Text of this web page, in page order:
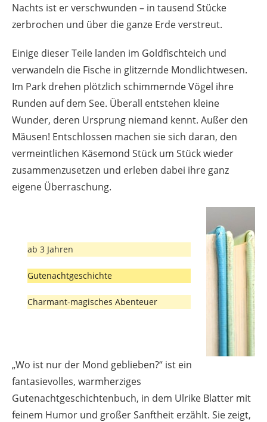
Nachts ist er verschwunden – in tausend Stücke
zerbrochen und über die ganze Erde verstreut.
Einige dieser Teile landen im Goldfischteich und
verwandeln die Fische in glitzernde Mondlichtwesen.
Im Park drehen plötzlich schimmernde Vögel ihre
Runden auf dem See. Überall entstehen kleine
Wunder, deren Ursprung niemand kennt. Außer den
Mäusen! Entschlossen machen sie sich daran, den
vermeintlichen Käsemond Stück um Stück wieder
zusammenzusetzen und erleben dabei ihre ganz
eigene Überraschung.
ab 3 Jahren
Gutenachtgeschichte
Charmant-magisches Abenteuer
„Wo ist nur der Mond geblieben?“ ist ein
fantasievolles, warmherziges
Gutenachtgeschichtenbuch, in dem Ulrike Blatter mit
feinem Humor und großer Sanftheit erzählt. Sie zeigt,